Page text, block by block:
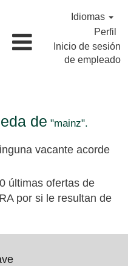
Idiomas
Perfil
Inicio de sesión
de empleado
de "mainz".
vacante acorde
últimas ofertas de
por si le resultan de